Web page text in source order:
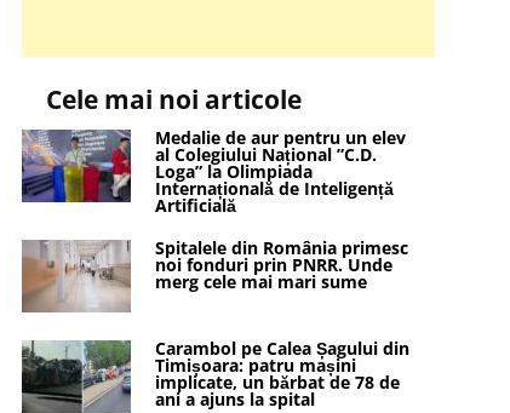
Cele mai noi articole
Medalie de aur pentru un elev
al Colegiului Național ”C.D.
Loga” la Olimpiada
Internațională de Inteligență
Artificială
Spitalele din România primesc
noi fonduri prin PNRR. Unde
merg cele mai mari sume
Carambol pe Calea Șagului din
Timișoara: patru mașini
implicate, un bărbat de 78 de
ani a ajuns la spital